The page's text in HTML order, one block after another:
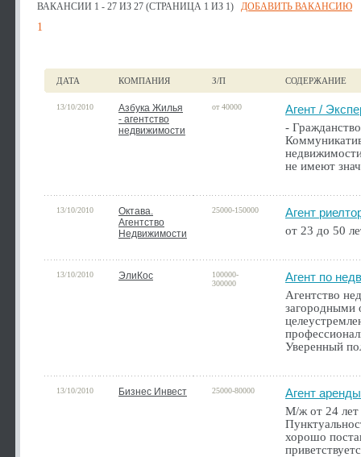
ВАКАНСИИ 1 - 27 ИЗ 27 (СТРАНИЦА 1 ИЗ 1) ДОБАВИТЬ ВАКАНСИЮ
1
ДАТА КОМПАНИЯ З/П СОДЕРЖАНИЕ
13/10/2010
Азбука Жилья
- агентство
недвижимости
от 40000
Агент /
-
не имеют
13/10/2010
Октава.
Агентство
Недвижимости
25000-150000
Агент
от 23 до 50
13/10/2010 ЭлиКос
100000-
300000
Агент по
Агентство
загородными
Уверенный
13/10/2010 Бизнес Инвест 25000-80000
Агент
М/ж от 24 лет
хорошо